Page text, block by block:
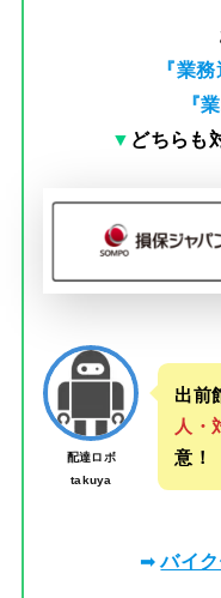
『業務
『
▼ どちらも
配達ロボ
takuya
出前
人・
意！
➡バイ